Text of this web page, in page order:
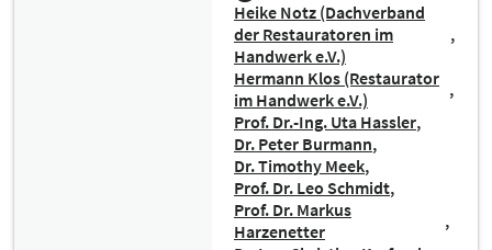
Heike Notz (Dachverband
der Restauratoren im
Handwerk e.V.)
Hermann Klos (Restaurator
im Handwerk e.V.)
Prof. Dr.-Ing. Uta Hassler
Dr. Peter Burmann
Dr. Timothy Meek
Prof. Dr. Leo Schmidt
Prof. Dr. Markus
Harzenetter